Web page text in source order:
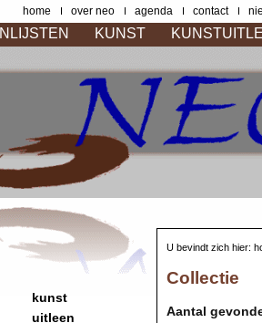
home over neo agenda contact
INLIJSTEN KUNST
kunst
uitleen
U bevindt zich hier:
Collectie
Aantal